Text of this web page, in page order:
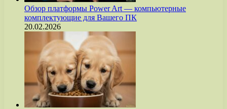
Обзор платформы Power Art — компьютерные
комплектующие для Вашего ПК
20.02.2026